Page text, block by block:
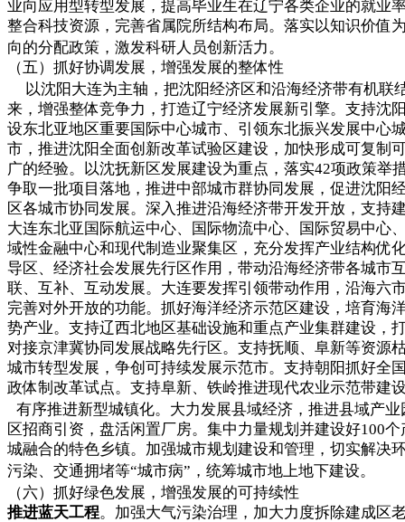
业向应用型转型发展，提高毕业生在辽宁各类企业的就业
整合科技资源，完善省属院所结构布局。落实以知识价值
向的分配政策，激发科研人员创新活力。
（五）抓好协调发展，增强发展的整体性
以沈阳大连为主轴，把沈阳经济区和沿海经济带有机联
来，增强整体竞争力，打造辽宁经济发展新引擎。支持沈
设东北亚地区重要国际中心城市、引领东北振兴发展中心
市，推进沈阳全面创新改革试验区建设，加快形成可复制
广的经验。以沈抚新区发展建设为重点，落实42项政策举
争取一批项目落地，推进中部城市群协同发展，促进沈阳
区各城市协同发展。深入推进沿海经济带开发开放，支持
大连东北亚国际航运中心、国际物流中心、国际贸易中心
域性金融中心和现代制造业聚集区，充分发挥产业结构优
导区、经济社会发展先行区作用，带动沿海经济带各城市
联、互补、互动发展。大连要发挥引领带动作用，沿海六
完善对外开放的功能。抓好海洋经济示范区建设，培育海
势产业。支持辽西北地区基础设施和重点产业集群建设，
对接京津冀协同发展战略先行区。支持抚顺、阜新等资源
城市转型发展，争创可持续发展示范市。支持朝阳抓好全
政体制改革试点。支持阜新、铁岭推进现代农业示范带建
有序推进新型城镇化。大力发展县域经济，推进县域产业
区招商引资，盘活闲置厂房。集中力量规划并建设好100个
城融合的特色乡镇。加强城市规划建设和管理，切实解决
污染、交通拥堵等“城市病”，统筹城市地上地下建设。
（六）抓好绿色发展，增强发展的可持续性
推进蓝天工程。加强大气污染治理，加大力度拆除建成区